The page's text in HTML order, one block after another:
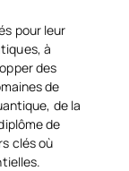
pour leur
à
des
de
de la
de
clés où